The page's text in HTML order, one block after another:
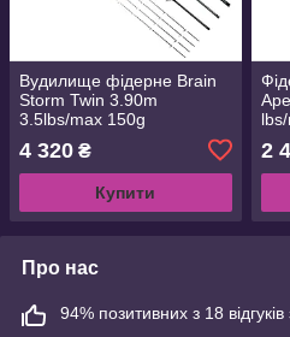
Вудилище фідерне Brain
Storm Twin 3.90m
3.5lbs/max 150g
4 320 ₴
Купити
2
Про нас
94% позитивних з 18 відгуків